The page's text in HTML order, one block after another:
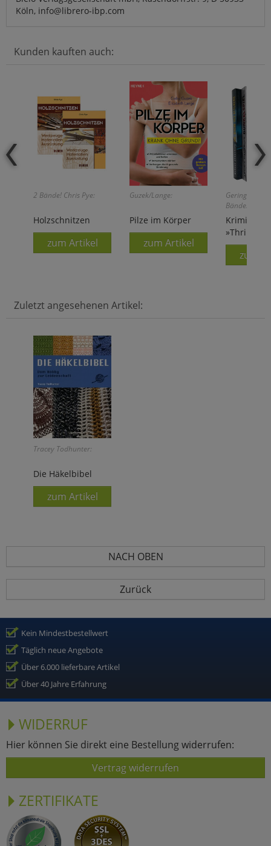
Köln, info@librero-ibp.com
Kunden kauften auch:
2 Bände! Chris Pye:
Holzschnitzen
zum Artikel
Guzek/Lange:
Pilze im Körper
zum Artikel
Geringer
Bände!
Krimi-
»Thriller«
zum
Zuletzt angesehenen Artikel:
Tracey Todhunter:
Die Häkelbibel
zum Artikel
NACH OBEN
Zurück
Kein Mindestbestellwert
Täglich neue Angebote
Über 6.000 lieferbare Artikel
Über 40 Jahre Erfahrung
WIDERRUF
Hier können Sie direkt eine Bestellung widerrufen:
Vertrag widerrufen
ZERTIFIKATE